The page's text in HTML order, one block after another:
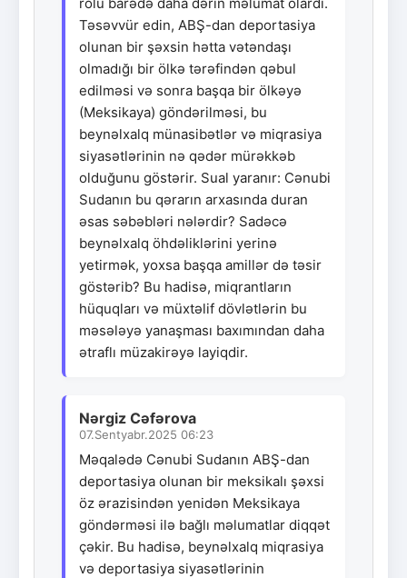
Təsəvvür edin, ABŞ-dan deportasiya
olunan bir şəxsin hətta vətəndaşı
olmadığı bir ölkə tərəfindən qəbul
edilməsi və sonra başqa bir ölkəyə
(Meksikaya) göndərilməsi, bu
beynəlxalq münasibətlər və miqrasiya
siyasətlərinin nə qədər mürəkkəb
olduğunu göstərir. Sual yaranır: Cənubi
Sudanın bu qərarın arxasında duran
əsas səbəbləri nələrdir? Sadəcə
beynəlxalq öhdəliklərini yerinə
yetirmək, yoxsa başqa amillər də təsir
göstərib? Bu hadisə, miqrantların
hüquqları və müxtəlif dövlətlərin bu
məsələyə yanaşması baxımından daha
ətraflı müzakirəyə layiqdir.
Nərgiz Cəfərova
07.Sentyabr.2025 06:23
Məqalədə Cənubi Sudanın ABŞ-dan
deportasiya olunan bir meksikalı şəxsi
öz ərazisindən yenidən Meksikaya
göndərməsi ilə bağlı məlumatlar diqqət
çəkir. Bu hadisə, beynəlxalq miqrasiya
və deportasiya siyasətlərinin